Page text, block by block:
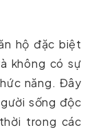
hộ đặc biệt
không có sự
năng. Đây
sống độc
trong các